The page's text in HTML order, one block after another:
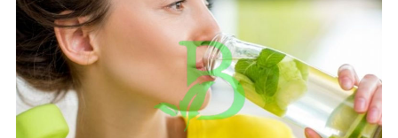
Penurun
Yang
Efektif
Dan
Sehat